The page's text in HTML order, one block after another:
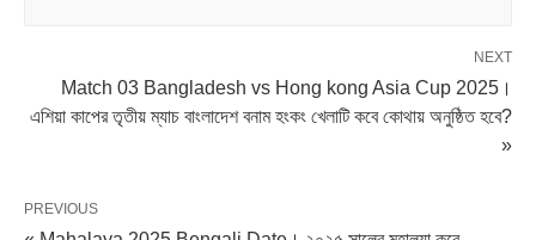
NEXT
Match 03 Bangladesh vs Hong kong Asia Cup 2025।
এশিয়া কাপের তৃতীয় ম্যাচ বাংলাদেশ বনাম হংকং খেলাটি কবে কোথায় অনুষ্ঠিত হবে?
»
PREVIOUS